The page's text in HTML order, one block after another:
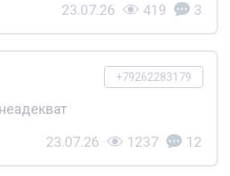
23.07.26 419 3
+79262283179
23.07.26 1237 12